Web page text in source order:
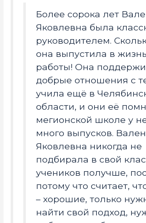
Более сорока лет
Яковлевна была
руководителем.
она выпустила в
работы! Она
добрые отношения с
учила ещё в
области, и они её
мегионской школе у
много выпусков.
Яковлевна никогда не
подбирала в свой
учеников получше,
потому что считает,
– хорошие, только
найти свой подход,